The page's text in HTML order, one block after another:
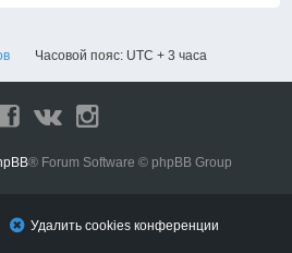
Часовой пояс: UTC + 3 часа
® Forum Software © phpBB Group
Удалить cookies конференции